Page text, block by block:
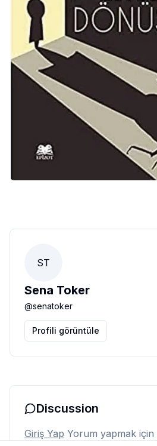
ST
Sena Toker
@senatoker
Profili görüntüle
Discussion
Giriş Yap Yorum yapmak için